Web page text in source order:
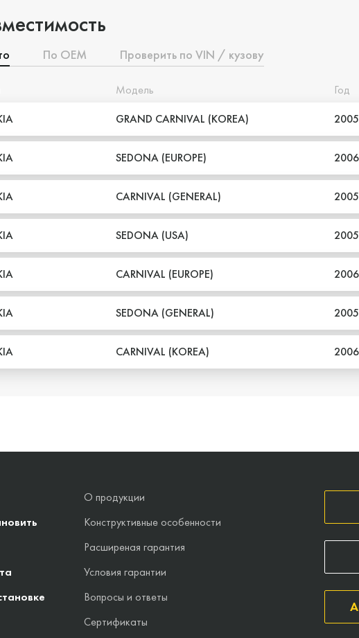
По ОЕМ Проверить по VIN / кузову
Модель
Год
GRAND CARNIVAL (KOREA)
SEDONA (EUROPE)
CARNIVAL (GENERAL)
SEDONA (USA)
CARNIVAL (EUROPE)
SEDONA (GENERAL)
CARNIVAL (KOREA)
О продукции
Конструктивные особенности
Расширеная гарантия
Условия гарантии
Вопросы и ответы
Сертификаты